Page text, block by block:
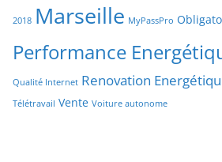
2018 Marseille MyPassPro
Performance
Qualité Internet Renovation
Télétravail Vente Voiture autonome